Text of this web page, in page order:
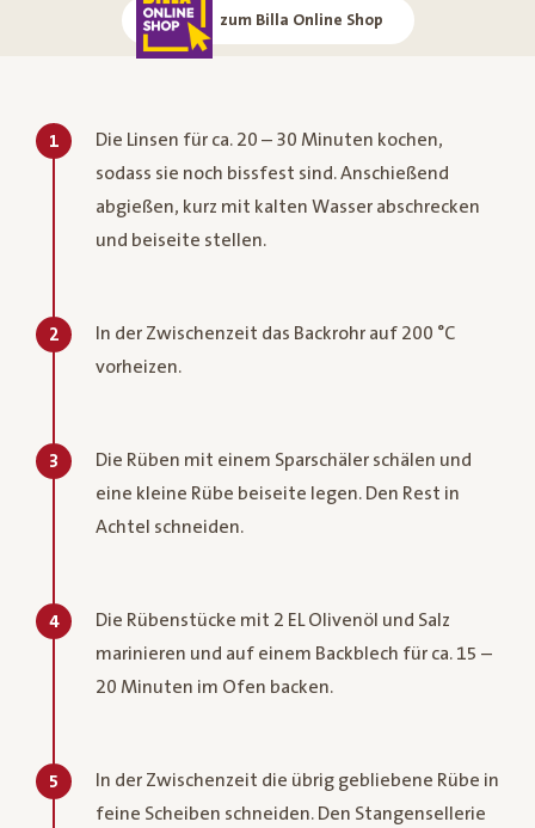
zum Billa Online Shop
1
Die Linsen für ca. 20 – 30 Minuten kochen,
sodass sie noch bissfest sind. Anschießend
abgießen, kurz mit kalten Wasser abschrecken
und beiseite stellen.
2
In der Zwischenzeit das Backrohr auf 200 °C
vorheizen.
3
Die Rüben mit einem Sparschäler schälen und
eine kleine Rübe beiseite legen. Den Rest in
Achtel schneiden.
4
Die Rübenstücke mit 2 EL Olivenöl und Salz
marinieren und auf einem Backblech für ca. 15 –
20 Minuten im Ofen backen.
5
In der Zwischenzeit die übrig gebliebene Rübe in
feine Scheiben schneiden. Den Stangensellerie